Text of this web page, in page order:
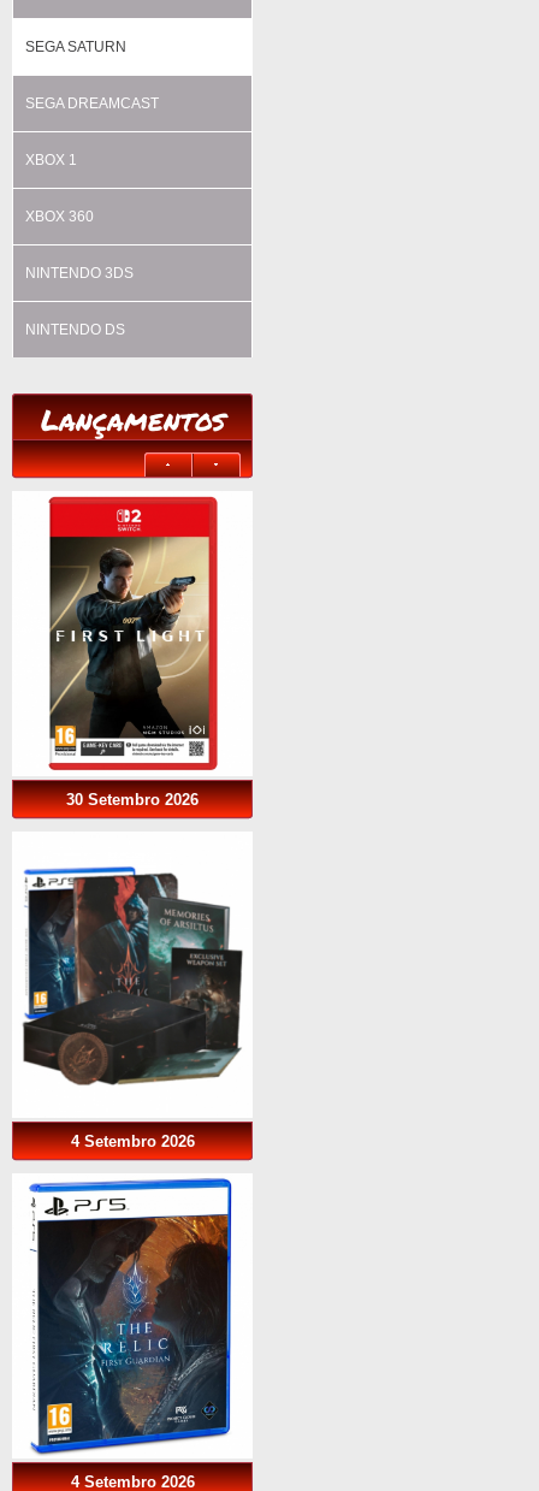
SEGA SATURN
SEGA DREAMCAST
XBOX 1
XBOX 360
NINTENDO 3DS
NINTENDO DS
Lançamentos
30 Setembro 2026
4 Setembro 2026
4 Setembro 2026